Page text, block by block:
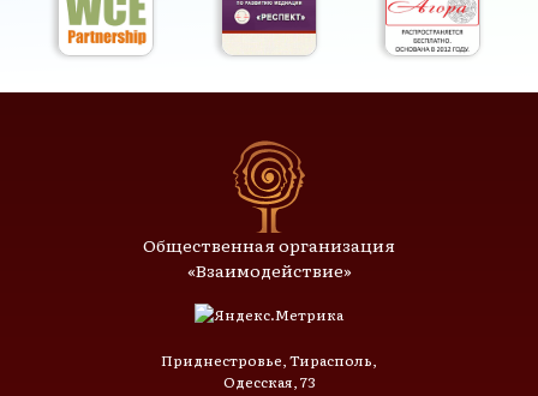
Общественная организация
«Взаимодействие»
Приднестровье, Тирасполь,
Одесская, 73